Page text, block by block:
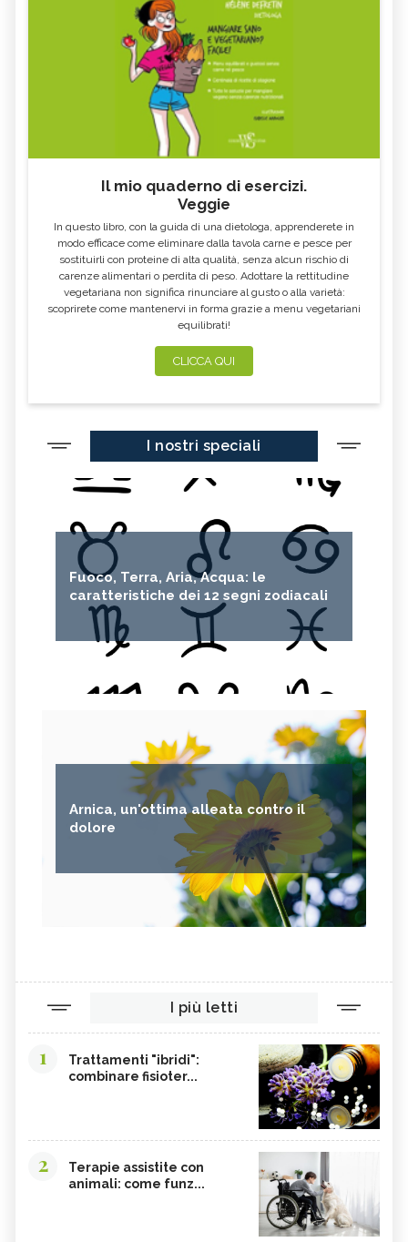
Il mio quaderno di esercizi.
Veggie
In questo libro, con la guida di una dietologa, apprenderete in
modo efficace come eliminare dalla tavola carne e pesce per
sostituirli con proteine di alta qualità, senza alcun rischio di
carenze alimentari o perdita di peso. Adottare la rettitudine
vegetariana non significa rinunciare al gusto o alla varietà:
scoprirete come mantenervi in forma grazie a menu vegetariani
equilibrati!
CLICCA QUI
I nostri speciali
Fuoco, Terra, Aria, Acqua: le
caratteristiche dei 12 segni zodiacali
Arnica, un'ottima alleata contro il
dolore
I più letti
1
Trattamenti "ibridi":
combinare fisioter...
2
Terapie assistite con
animali: come funz...